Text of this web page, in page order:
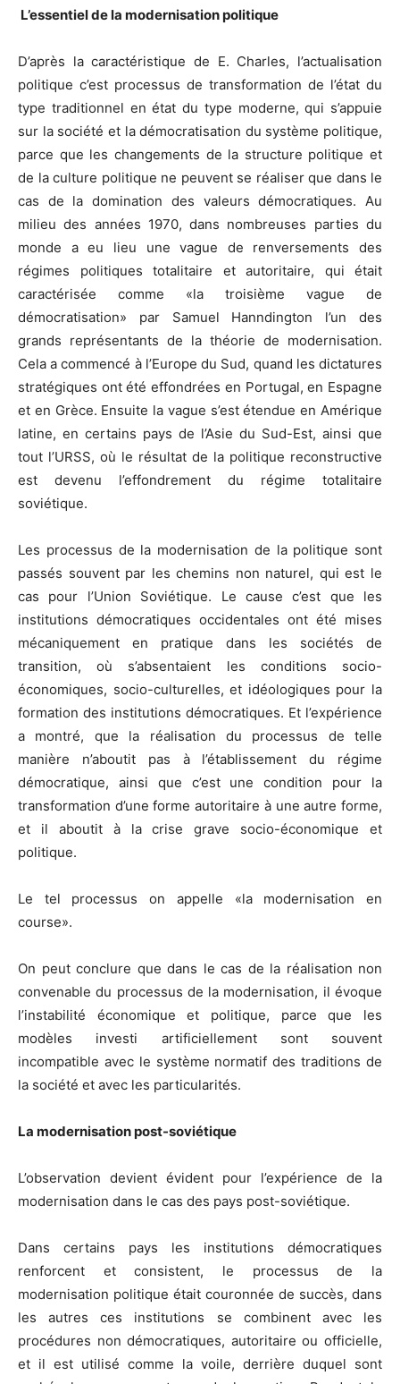
L’essentiel de la modernisation politique
D’après la caractéristique de E. Charles, l’actualisation
politique c’est processus de transformation de l’état du
type traditionnel en état du type moderne, qui s’appuie
sur la société et la démocratisation du système politique,
parce que les changements de la structure politique et
de la culture politique ne peuvent se réaliser que dans le
cas de la domination des valeurs démocratiques. Au
milieu des années 1970, dans nombreuses parties du
monde a eu lieu une vague de renversements des
régimes politiques totalitaire et autoritaire, qui était
caractérisée comme «la troisième vague de
démocratisation» par Samuel Hanndington l’un des
grands représentants de la théorie de modernisation.
Cela a commencé à l’Europe du Sud, quand les dictatures
stratégiques ont été effondrées en Portugal, en Espagne
et en Grèce. Ensuite la vague s’est étendue en Amérique
latine, en certains pays de l’Asie du Sud-Est, ainsi que
tout l’URSS, où le résultat de la politique reconstructive
est devenu l’effondrement du régime totalitaire
soviétique.
Les processus de la modernisation de la politique sont
passés souvent par les chemins non naturel, qui est le
cas pour l’Union Soviétique. Le cause c’est que les
institutions démocratiques occidentales ont été mises
mécaniquement en pratique dans les sociétés de
transition, où s’absentaient les conditions socio-
économiques, socio-culturelles, et idéologiques pour la
formation des institutions démocratiques. Et l’expérience
a montré, que la réalisation du processus de telle
manière n’aboutit pas à l’établissement du régime
démocratique, ainsi que c’est une condition pour la
transformation d’une forme autoritaire à une autre forme,
et il aboutit à la crise grave socio-économique et
politique.
Le tel processus on appelle «la modernisation en
course».
On peut conclure que dans le cas de la réalisation non
convenable du processus de la modernisation, il évoque
l’instabilité économique et politique, parce que les
modèles investi artificiellement sont souvent
incompatible avec le système normatif des traditions de
la société et avec les particularités.
La modernisation post-soviétique
L’observation devient évident pour l’expérience de la
modernisation dans le cas des pays post-soviétique.
Dans certains pays les institutions démocratiques
renforcent et consistent, le processus de la
modernisation politique était couronnée de succès, dans
les autres ces institutions se combinent avec les
procédures non démocratiques, autoritaire ou officielle,
et il est utilisé comme la voile, derrière duquel sont